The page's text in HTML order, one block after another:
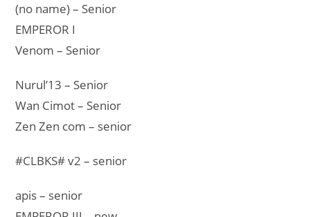
(no name) – Senior
EMPEROR I
Venom – Senior
Nurul’13 – Senior
Wan Cimot – Senior
Zen Zen com – senior
#CLBKS# v2 – senior
apis – senior